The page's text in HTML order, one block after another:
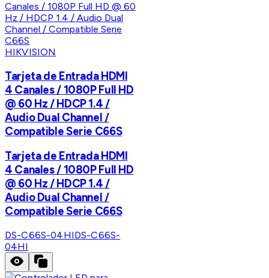
HIKVISION
Tarjeta de Entrada HDMI
4 Canales / 1080P Full HD
@ 60 Hz / HDCP 1.4 /
Audio Dual Channel /
Compatible Serie C66S
Tarjeta de Entrada HDMI
4 Canales / 1080P Full HD
@ 60 Hz / HDCP 1.4 /
Audio Dual Channel /
Compatible Serie C66S
DS-C66S-04HIDS-C66S-
04HI